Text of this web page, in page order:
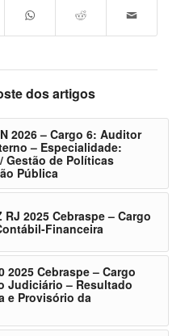
dos artigos
2026 – Cargo 6: Auditor
– Especialidade:
Gestão de Políticas
Pública
RJ 2025 Cebraspe – Cargo
Financeira
2025 Cebraspe – Cargo
Judiciário – Resultado
e Provisório da